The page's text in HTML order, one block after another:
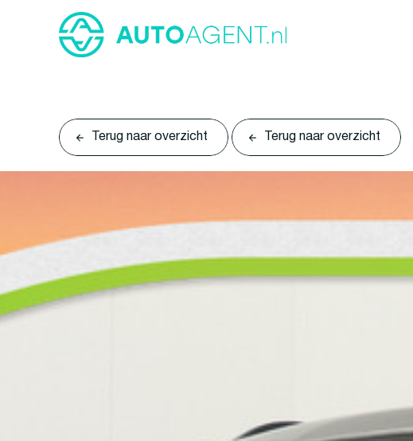
Terug naar overzicht Terug naar overzicht